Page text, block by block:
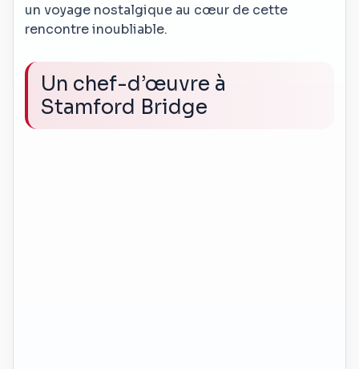
un voyage nostalgique au cœur de cette
rencontre inoubliable.
Un chef-d’œuvre à
Stamford Bridge